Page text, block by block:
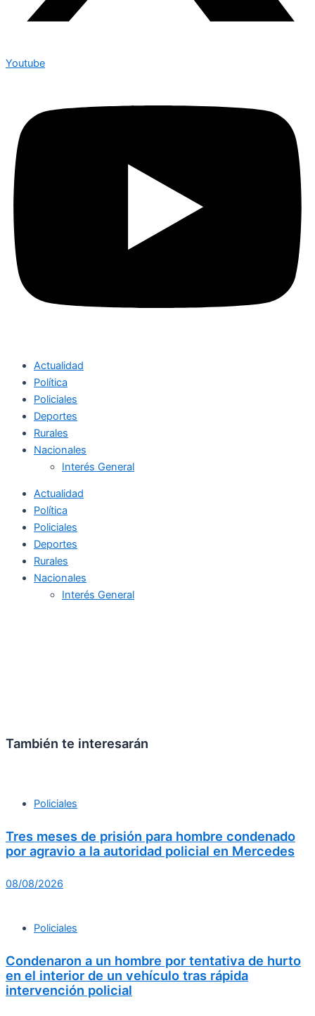
Youtube
Actualidad
Política
Policiales
Deportes
Rurales
Nacionales
Interés General
Actualidad
Política
Policiales
Deportes
Rurales
Nacionales
Interés General
También te interesarán
Policiales
Tres meses de prisión para hombre condenado
por agravio a la autoridad policial en Mercedes
08/08/2026
Policiales
Condenaron a un hombre por tentativa de hurto
en el interior de un vehículo tras rápida
intervención policial